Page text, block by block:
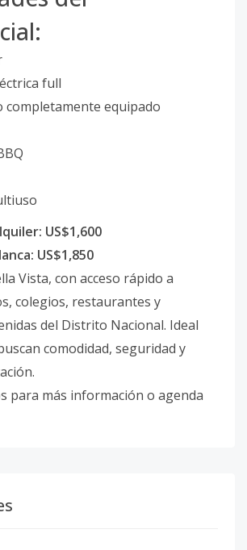
full
completamente equipado
US$1,600
US$1,850
Vista, con acceso rápido a
colegios, restaurantes y
del Distrito Nacional. Ideal
comodidad, seguridad y
para más información o agenda